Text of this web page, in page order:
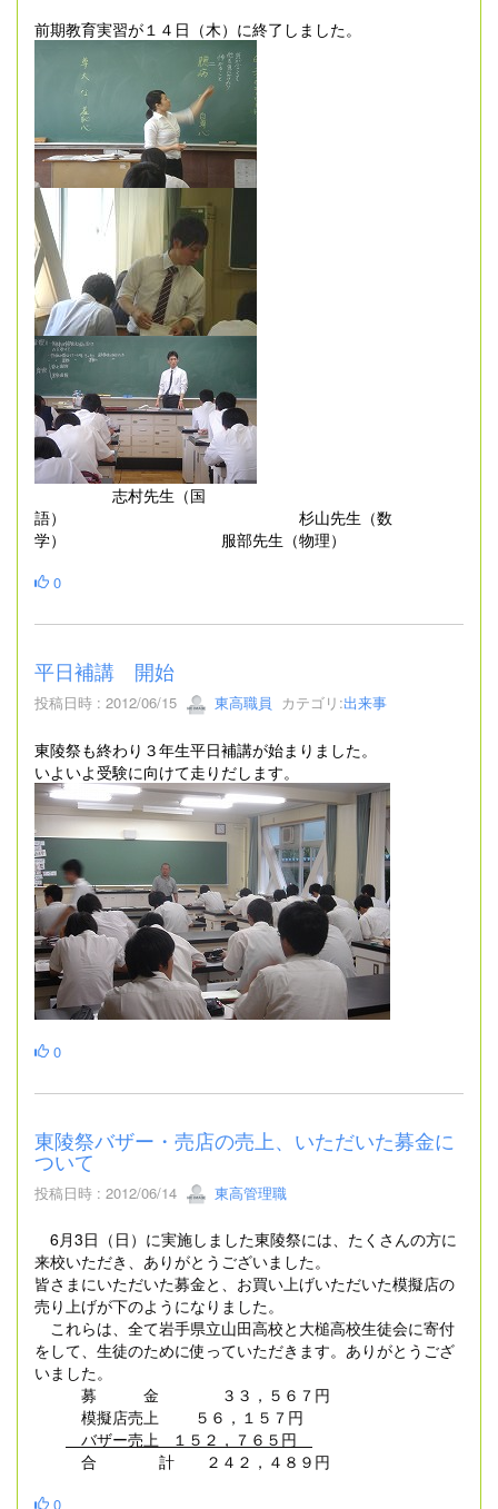
前期教育実習が１４日（木）に終了しました。
志村先生（国
語） 杉山先生（数
学） 服部先生（物理）
0
平日補講 開始
投稿日時 : 2012/06/15 東高職員 カテゴリ:出来事
東陵祭も終わり３年生平日補講が始まりました。
いよいよ受験に向けて走りだします。
0
東陵祭バザー・売店の売上、いただいた募金に
ついて
投稿日時 : 2012/06/14 東高管理職
6月3日（日）に実施しました東陵祭には、たくさんの方に
来校いただき、ありがとうございました。
皆さまにいただいた募金と、お買い上げいただいた模擬店の
売り上げが下のようになりました。
これらは、全て岩手県立山田高校と大槌高校生徒会に寄付
をして、生徒のために使っていただきます。ありがとうござ
いました。
募 金 ３３，５６７円
模擬店売上 ５６，１５７円
バザー売上 １５２，７６５円
合 計 ２４２，４８９円
0